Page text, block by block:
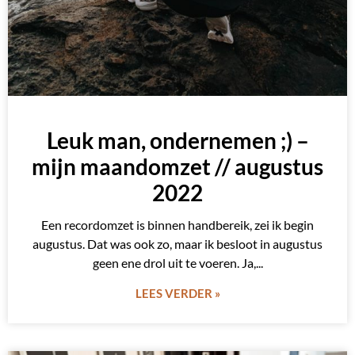
Leuk man, ondernemen ;) –
mijn maandomzet // augustus
2022
Een recordomzet is binnen handbereik, zei ik begin
augustus. Dat was ook zo, maar ik besloot in augustus
geen ene drol uit te voeren. Ja,
LEES VERDER »